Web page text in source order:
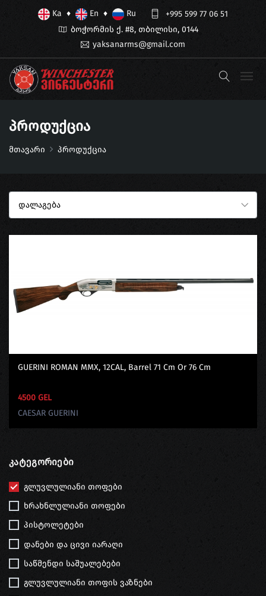
Ka ♦ En ♦ Ru
+995 599 77 06 51
ბოჭორმის ქ. #8, თბილისი, 0144
yaksanarms@gmail.com
Პროდუქცია
მთავარი პროდუქცია
GUERINI ROMAN MMX, 12CAL, Barrel 71 Cm Or 76 Cm
4500 GEL
CAESAR GUERINI
Კატეგორიები
გლუვლულიანი თოფები
ხრახნლულიანი თოფები
პისტოლეტები
დანები და ცივი იარაღი
საწმენდი საშუალებები
გლუვლულიანი თოფის ვაზნები